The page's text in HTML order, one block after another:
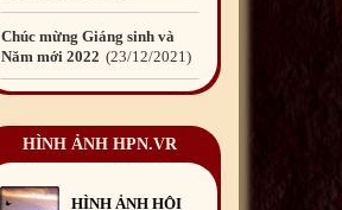
Mừng Xuân Tân Sửu
2021
10/02/2021
Năm mới 2021 15/12/2020
Mừng Xuân Canh Tý
2020 22
HÌNH ẢNH HPN.VR
HÌNH ẢNH HỘI